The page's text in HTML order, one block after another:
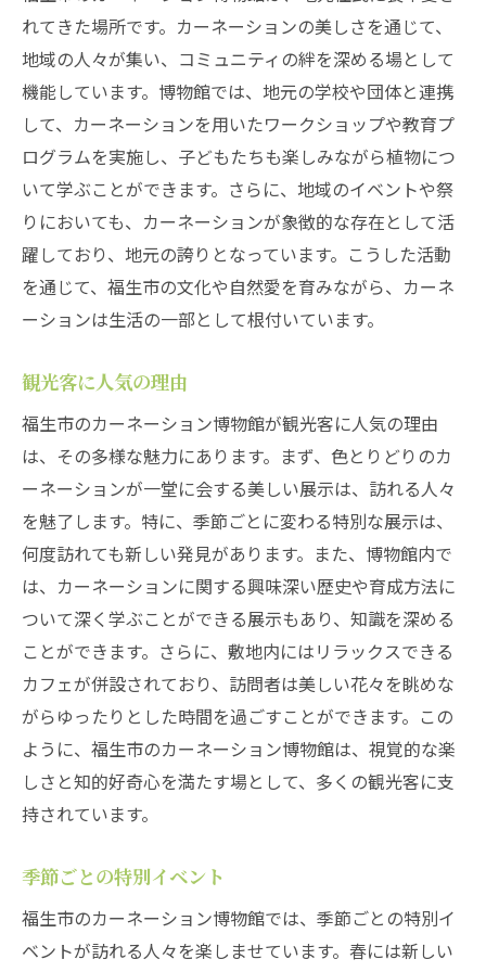
れてきた場所です。カーネーションの美しさを通じて、
地域の人々が集い、コミュニティの絆を深める場として
機能しています。博物館では、地元の学校や団体と連携
して、カーネーションを用いたワークショップや教育プ
ログラムを実施し、子どもたちも楽しみながら植物につ
いて学ぶことができます。さらに、地域のイベントや祭
りにおいても、カーネーションが象徴的な存在として活
躍しており、地元の誇りとなっています。こうした活動
を通じて、福生市の文化や自然愛を育みながら、カーネ
ーションは生活の一部として根付いています。
観光客に人気の理由
福生市のカーネーション博物館が観光客に人気の理由
は、その多様な魅力にあります。まず、色とりどりのカ
ーネーションが一堂に会する美しい展示は、訪れる人々
を魅了します。特に、季節ごとに変わる特別な展示は、
何度訪れても新しい発見があります。また、博物館内で
は、カーネーションに関する興味深い歴史や育成方法に
ついて深く学ぶことができる展示もあり、知識を深める
ことができます。さらに、敷地内にはリラックスできる
カフェが併設されており、訪問者は美しい花々を眺めな
がらゆったりとした時間を過ごすことができます。この
ように、福生市のカーネーション博物館は、視覚的な楽
しさと知的好奇心を満たす場として、多くの観光客に支
持されています。
季節ごとの特別イベント
福生市のカーネーション博物館では、季節ごとの特別イ
ベントが訪れる人々を楽しませています。春には新しい